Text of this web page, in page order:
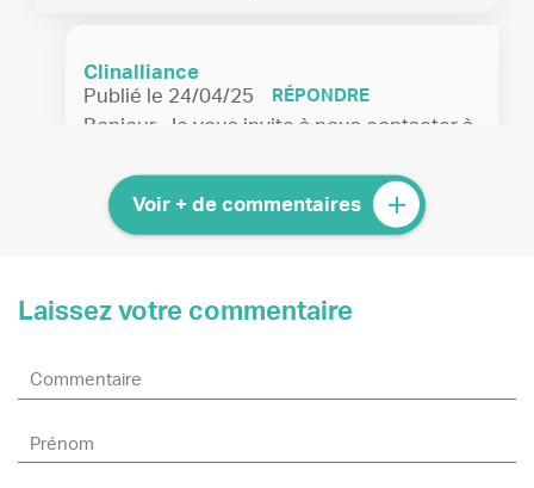
Clinalliance
Publié le 24/04/25
RÉPONDRE
Bonjour, Je vous invite à nous contacter à
https://www.clinalliance.fr/sport/nous-
contacter/Bien cordialement, L'équipe
Clinalliance
Gauthier
Clinalliance
Voir + de commentaires
Laissez votre commentaire